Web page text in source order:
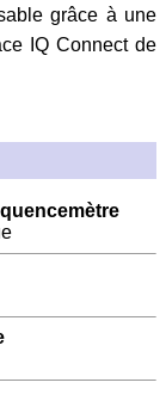
grâce à une
IQ Connect de